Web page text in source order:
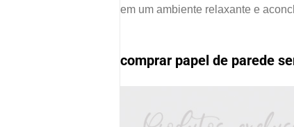
em um ambiente relaxante e
comprar papel de parede